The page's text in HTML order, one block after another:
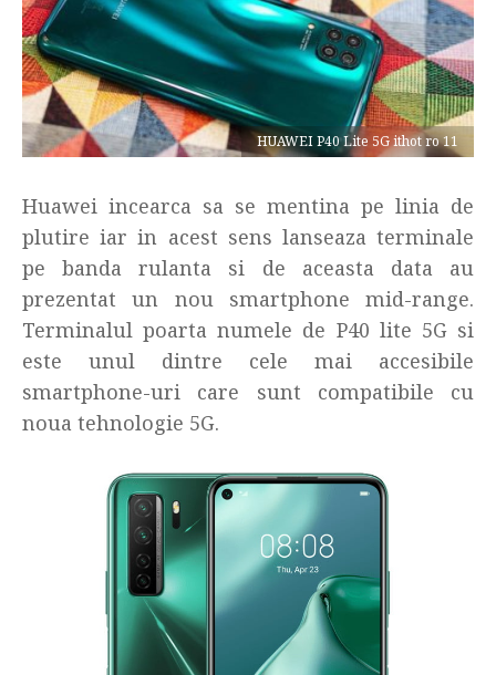
HUAWEI P40 Lite 5G ithot ro 11
Huawei incearca sa se mentina pe linia de
plutire iar in acest sens lanseaza terminale
pe banda rulanta si de aceasta data au
prezentat un nou smartphone mid-range.
Terminalul poarta numele de P40 lite 5G si
este unul dintre cele mai accesibile
smartphone-uri care sunt compatibile cu
noua tehnologie 5G.